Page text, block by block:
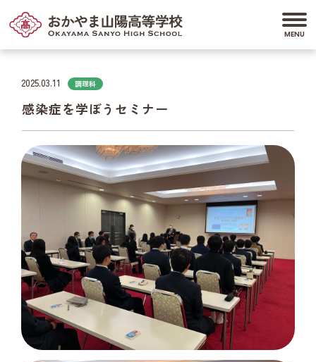
2025.03.11 調理科
感染症を学ぼうセミナー